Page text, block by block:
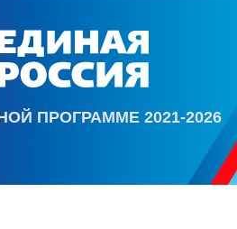
ПРОГРАММЕ 2021-2026